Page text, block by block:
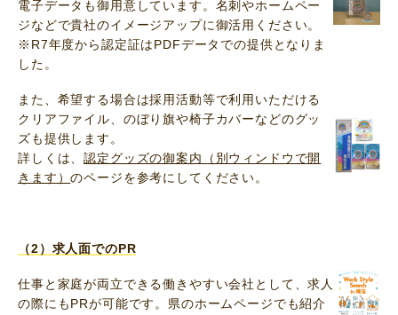
電子データも御用意しています。名刺やホームペー
ジなどで貴社のイメージアップに御活用ください。
※R7年度から認定証はPDFデータでの提供となりま
した。
また、希望する場合は採用活動等で利用いただける
クリアファイル、のぼり旗や椅子カバーなどのグッ
ズも提供します。
詳しくは、認定グッズの御案内（別ウィンドウで開
きます）のページを参考にしてください。
（2）求人面でのPR
仕事と家庭が両立できる働きやすい会社として、求人
の際にもPRが可能です。県のホームページでも紹介